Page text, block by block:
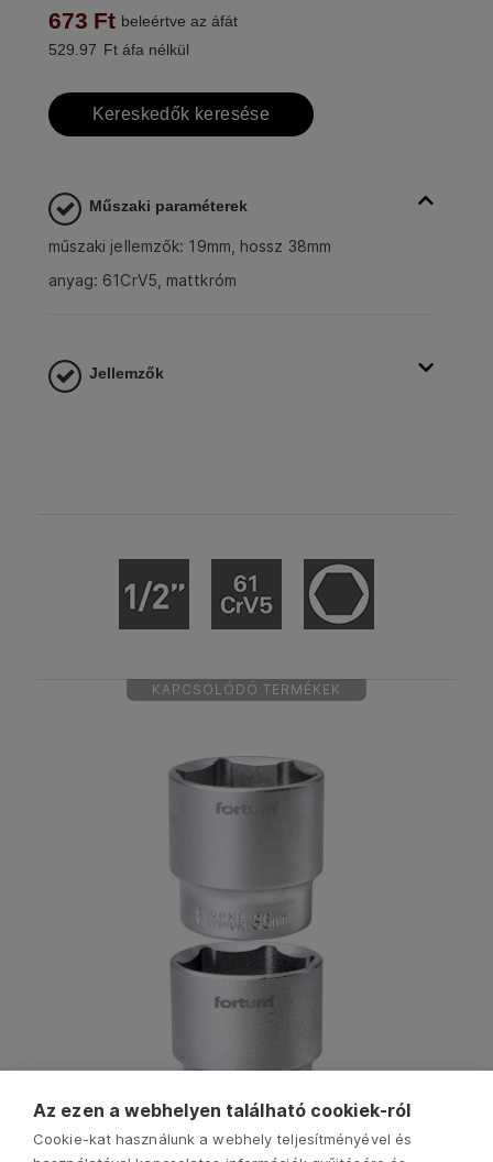
673 Ft beleértve az áfát
529.97 Ft áfa nélkül
Kereskedők keresése
Műszaki paraméterek
műszaki jellemzők: 19mm, hossz 38mm
anyag: 61CrV5, mattkróm
Jellemzők
KAPCSOLÓDÓ TERMÉKEK
Az ezen a webhelyen található cookiek-ról
Cookie-kat használunk a webhely teljesítményével és